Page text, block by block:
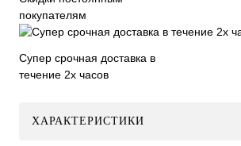
покупателям
Супер срочная доставка в
течение 2х часов
ХАРАКТЕРИСТИКИ